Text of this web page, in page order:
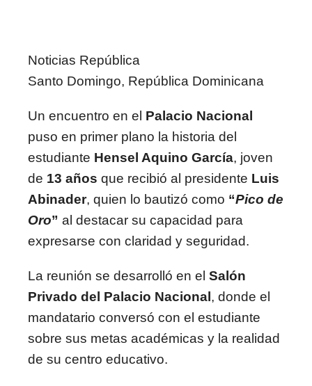
Noticias República
Santo Domingo, República Dominicana
Un encuentro en el Palacio Nacional
puso en primer plano la historia del
estudiante Hensel Aquino García, joven
de 13 años que recibió al presidente Luis
Abinader, quien lo bautizó como “Pico de
Oro” al destacar su capacidad para
expresarse con claridad y seguridad.
La reunión se desarrolló en el Salón
Privado del Palacio Nacional , donde el
mandatario conversó con el estudiante
sobre sus metas académicas y la realidad
de su centro educativo.